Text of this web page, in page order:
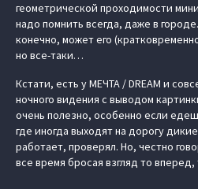
геометрической проходимости
надо помнить всегда, даже в
конечно, может его
но все-таки…
Кстати, есть у МЕЧТА / DREAM и
‎ночного видения с выводом
очень полезно, особенно если
где иногда выходят на дорогу
работает, проверял. Но, честно
все время бросая взгляд то вперед,